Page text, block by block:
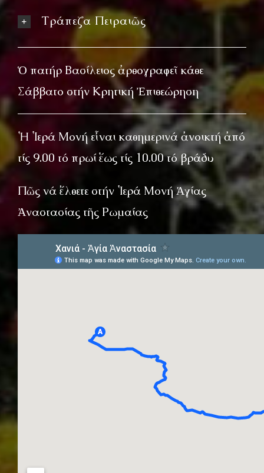
Τράπεζα Πειραιῶς
Ὁ πατήρ Βασίλειος ἀρθογραφεῖ κάθε
Σάββατο στήν Κρητική Ἐπιθεώρηση
Ἡ Ἱερά Μονή εἶναι καθημερινά ἀνοικτή ἀπό
τίς 9.00 τό πρωί ἕως τίς 10.00 τό βράδυ
Πῶς νά ἔλθετε στήν Ἱερά Μονή Ἁγίας
Ἀναστασίας τῆς Ρωμαίας